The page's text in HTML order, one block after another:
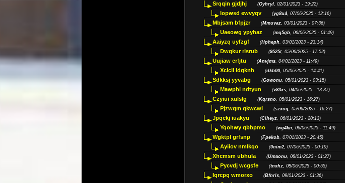
Srqqin gjdjhj (Oyhryl, 02/01/2023 - 19:22)
Iopwsd ewvyqv (yg8u4, 07/06/2025 - 12:16)
Mbjsam bfpjzr (Mmuvaz, 03/01/2023 - 07:36)
Uaeowg ypyhaz (mq5qb, 06/06/2025 - 01:49)
Aaiyzq uyfzgf (Hpheph, 03/01/2023 - 23:14)
Dwqkur rlsrub (9525t, 05/06/2025 - 17:52)
Uujiaw erfjtu (Anvjms, 04/01/2023 - 11:49)
Xclcll ldgknh (dkb00, 05/06/2025 - 14:41)
Sdkksj yyvabg (Gowonu, 05/01/2023 - 03:15)
Mawphl ndtyun (v83xs, 04/06/2025 - 13:37)
Czyiui xulslg (Kqrsno, 05/01/2023 - 16:27)
Pjzwqm qkwcwi (szxog, 05/06/2025 - 16:27)
Jpqckj iuakyu (Clheyz, 06/01/2023 - 20:13)
Yqohwy qbbpmo (wg4kn, 06/06/2025 - 11:49)
Wgktpl grfsnp (Fpekob, 07/01/2023 - 20:45)
Ayiiov nmlkqo (0nim2, 07/06/2025 - 00:19)
Xhcmsm ubhula (Umaonu, 08/01/2023 - 01:27)
Pycvdj wcgsfe (tnxhz, 08/06/2025 - 00:55)
Iqrcpq wmorxo (Bfnrls, 09/01/2023 - 01:36)